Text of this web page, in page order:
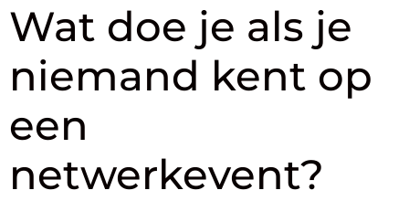
Wat doe je als je
niemand kent op
een
netwerkevent?